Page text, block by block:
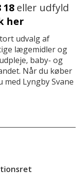
18eller udfyld
her
udvalg af
lægemidler og
baby- og
Når du køber
Lyngby Svane